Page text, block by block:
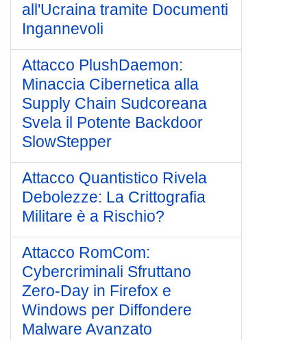
all'Ucraina tramite Documenti
Ingannevoli
Attacco PlushDaemon:
Minaccia Cibernetica alla
Supply Chain Sudcoreana
Svela il Potente Backdoor
SlowStepper
Attacco Quantistico Rivela
Debolezze: La Crittografia
Militare è a Rischio?
Attacco RomCom:
Cybercriminali Sfruttano
Zero-Day in Firefox e
Windows per Diffondere
Malware Avanzato